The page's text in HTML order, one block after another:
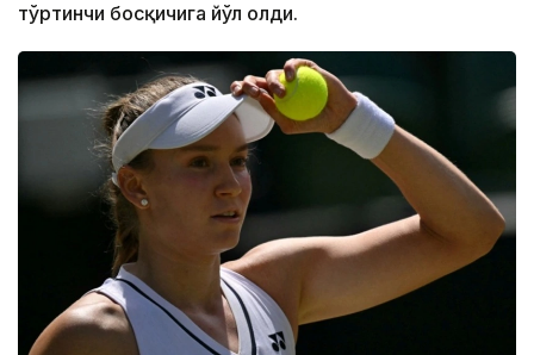
тўртинчи босқичига йўл олди.